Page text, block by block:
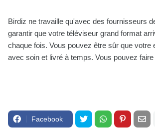
Birdiz ne travaille qu'avec des fournisseurs
garantir que votre téléviseur grand format
chaque fois. Vous pouvez être sûr que votre
avec soin et livré à temps. Vous pouvez
Facebook